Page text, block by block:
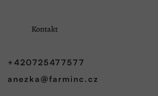
Kontakt
anezka @farminc.cz
+420725477577